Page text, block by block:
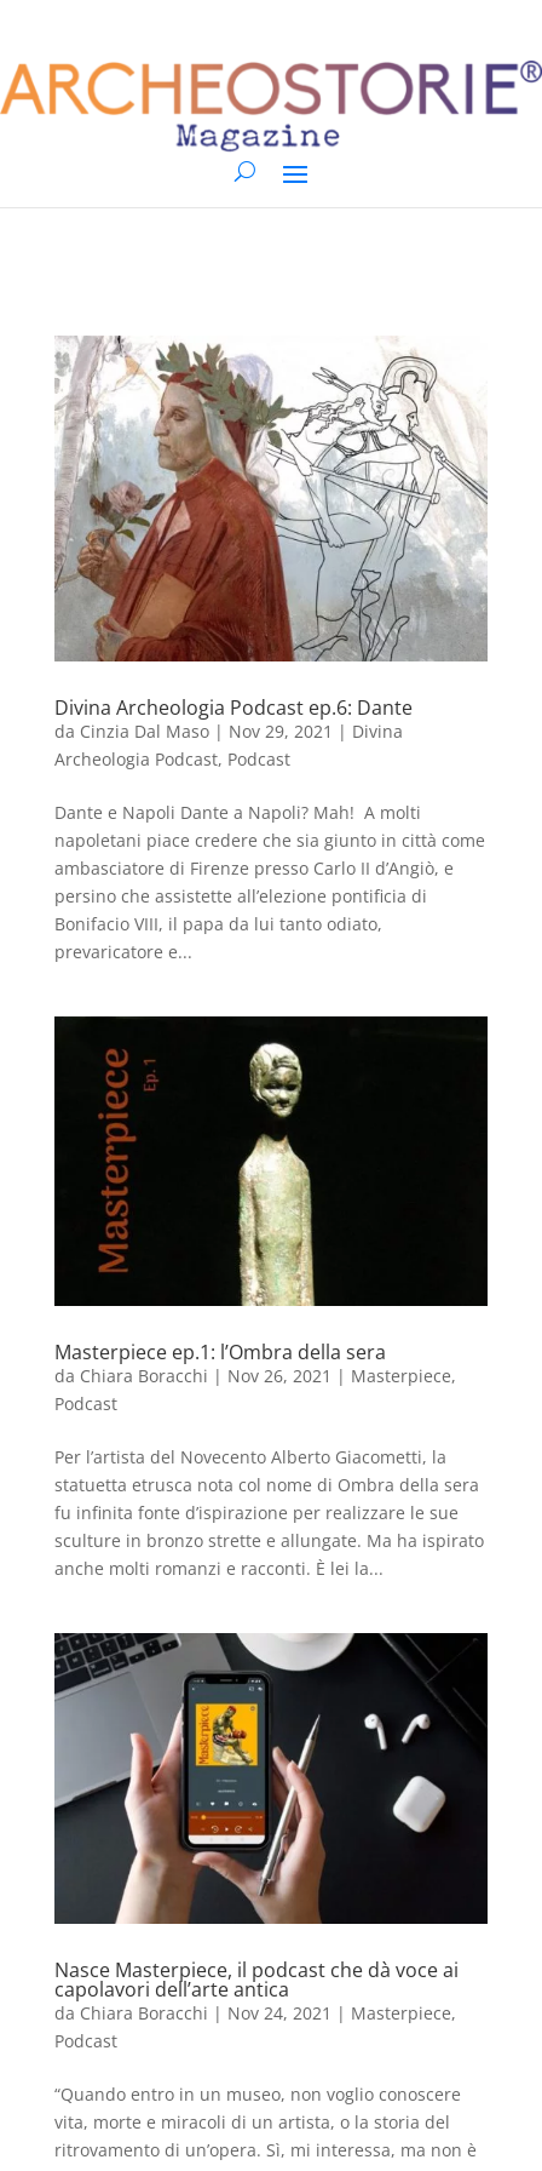
Divina Archeologia Podcast ep.6: Dante
da Cinzia Dal Maso| Nov 29, 2021 | Divina
Archeologia Podcast, Podcast
Dante e Napoli Dante a Napoli? Mah! A molti
napoletani piace credere che sia giunto in città come
ambasciatore di Firenze presso Carlo II d’Angiò, e
persino che assistette all’elezione pontificia di
Bonifacio VIII, il papa da lui tanto odiato,
prevaricatore e...
Masterpiece ep.1: l’Ombra della sera
da Chiara Boracchi | Nov 26, 2021 | Masterpiece,
Podcast
Per l’artista del Novecento Alberto Giacometti, la
statuetta etrusca nota col nome di Ombra della sera
fu infinita fonte d’ispirazione per realizzare le sue
sculture in bronzo strette e allungate. Ma ha ispirato
anche molti romanzi e racconti. È lei la...
Nasce Masterpiece, il podcast che dà voce ai
capolavori dell’arte antica
da Chiara Boracchi | Nov 24, 2021 | Masterpiece,
Podcast
“Quando entro in un museo, non voglio conoscere
vita, morte e miracoli di un artista, o la storia del
ritrovamento di un’opera. Sì, mi interessa, ma non è